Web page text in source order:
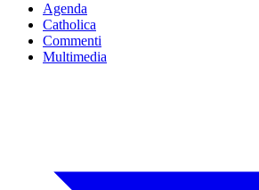
Agenda
Catholica
Commenti
Multimedia